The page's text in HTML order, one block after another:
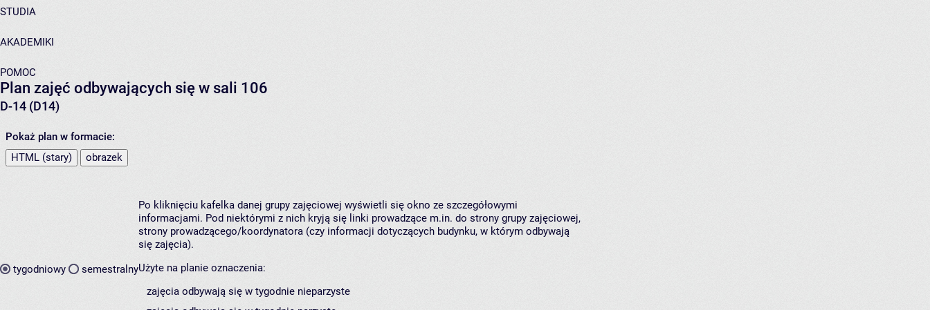
STUDIA
AKADEMIKI
POMOC
Plan zajęć odbywających się w sali 106
D-14 (D14)
Pokaż plan w formacie:
HTML (stary)
obrazek
tygodniowy semestralny
Po kliknięciu kafelka danej grupy zajęciowej wyświetli się okno ze szczegółowymi
informacjami. Pod niektórymi z nich kryją się linki prowadzące m.in. do strony grupy zajęciowej,
strony prowadzącego/koordynatora (czy informacji dotyczących budynku, w którym odbywają
się zajęcia).
Użyte na planie oznaczenia:
zajęcia odbywają się w tygodnie nieparzyste